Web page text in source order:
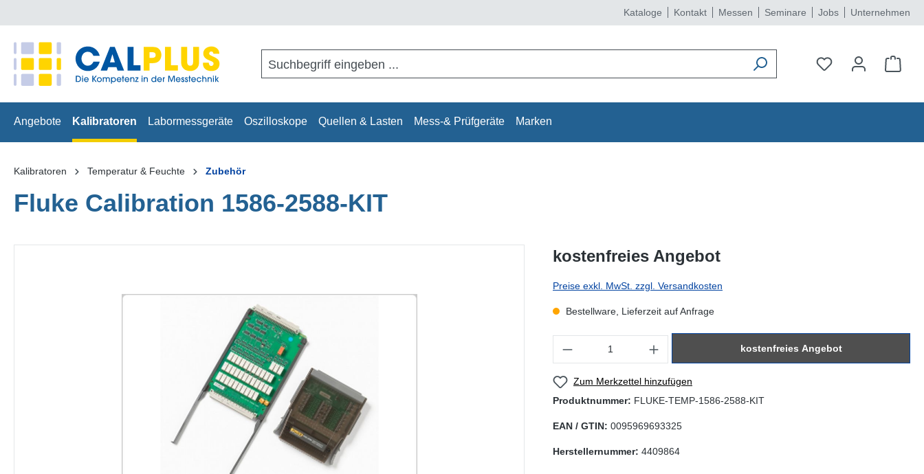
Kataloge Kontakt Messen Seminare Jobs Unternehmen
Angebote Kalibratoren Labormessgeräte Oszilloskope Quellen & Lasten Mess-& Prüfgeräte Marken
Kalibratoren Temperatur & Feuchte Zubehör
Fluke Calibration 1586-2588-KIT
kostenfreies Angebot
Preise exkl. MwSt. zzgl. Versandkosten
Bestellware, Lieferzeit auf Anfrage
kostenfreies Angebot
Zum Merkzettel hinzufügen
Produktnummer: FLUKE-TEMP-1586-2588-KIT
EAN / GTIN: 0095969693325
Herstellernummer: 4409864